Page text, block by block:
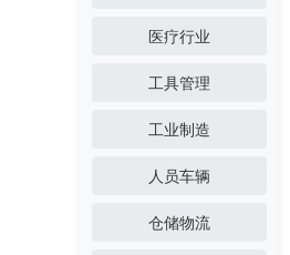
医疗行业
工具管理
工业制造
人员车辆
仓储物流